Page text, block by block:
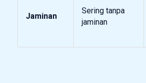
Jaminan
Sering tanpa
jaminan